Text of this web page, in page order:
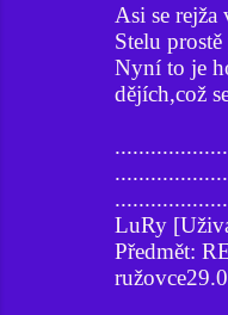
Asi se
Stelu
Nyní to je
dějích,což
LuRy
Předmět: